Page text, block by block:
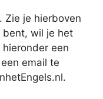
Zie je hierboven
bent, wil je het
een
email te